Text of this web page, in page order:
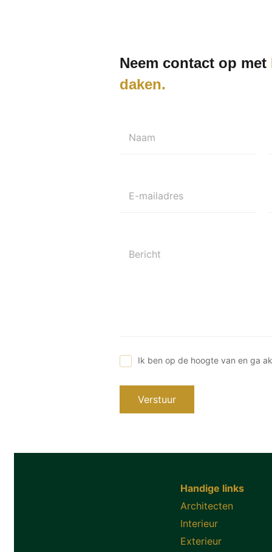
Neem contact op met
daken
Naam
E-mailadres
Bericht
Ik ben op de hoogte van en ga
Verstuur
Handige links
Architecten
Interieur
Exterieur